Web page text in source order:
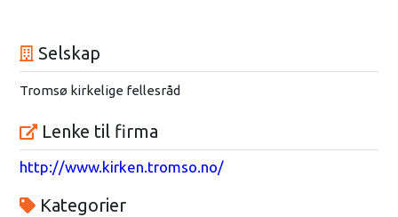
Selskap
Tromsø kirkelige fellesråd
Lenke til firma
http://www.kirken.tromso.no/
Kategorier